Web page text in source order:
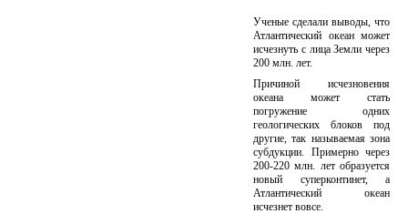
Ученые сделали выводы, что
Атлантический океан может
исчезнуть с лица Земли через
200 млн. лет.
Причиной исчезновения
океана может стать
погружение одних
геологических блоков под
другие, так называемая зона
субдукции. Примерно через
200-220 млн. лет образуется
новый суперконтинет, а
Атлантический океан
исчезнет вовсе.